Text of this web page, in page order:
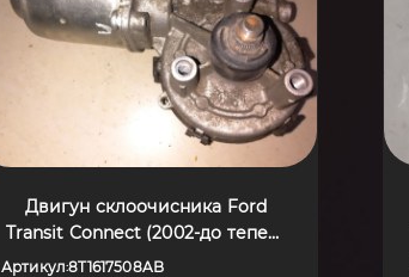
Двигун склоочисника Ford
Transit Connect (2002-до тепер)
8T1617508AB
Артикул:8T1617508AB